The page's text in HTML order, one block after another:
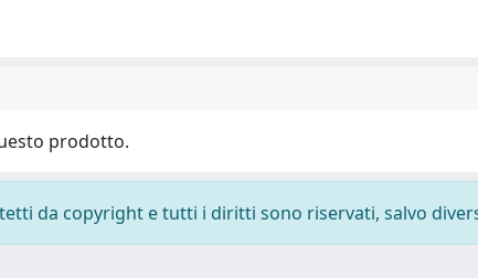
prodotto.
da copyright e tutti i diritti sono riservati, salvo